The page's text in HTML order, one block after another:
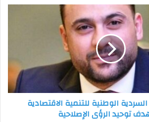
الوطنية للتنمية الاقتصادية
توحيد الرؤى الإصلاحية